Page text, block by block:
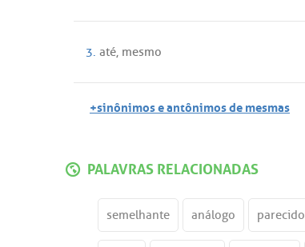
3. até, mesmo
+sinônimos e antônimos de mesmas
PALAVRAS RELACIONADAS
semelhante análogo parecido